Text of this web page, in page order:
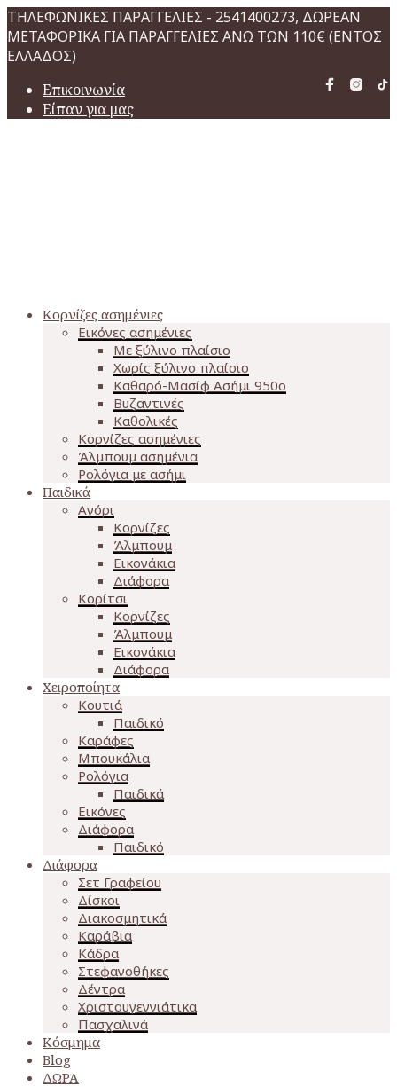
ΤΗΛΕΦΩΝΙΚΕΣ ΠΑΡΑΓΓΕΛΙΕΣ - 2541400273, ΔΩΡΕΑΝ
ΜΕΤΑΦΟΡΙΚΑ ΓΙΑ ΠΑΡΑΓΓΕΛΙΕΣ ΑΝΩ ΤΩΝ 110€ (ΕΝΤΟΣ
ΕΛΛΑΔΟΣ)
Επικοινωνία
Είπαν για μας
Κορνίζες ασημένιες
Εικόνες ασημένιες
Με ξύλινο πλαίσιο
Χωρίς ξύλινο πλαίσιο
Καθαρό-Μασίφ Ασήμι 950o
Βυζαντινές
Καθολικές
Κορνίζες ασημένιες
Άλμπουμ ασημένια
Ρολόγια με ασήμι
Παιδικά
Αγόρι
Κορνίζες
Άλμπουμ
Εικονάκια
Διάφορα
Κορίτσι
Κορνίζες
Άλμπουμ
Εικονάκια
Διάφορα
Χειροποίητα
Κουτιά
Παιδικό
Καράφες
Μπουκάλια
Ρολόγια
Παιδικά
Εικόνες
Διάφορα
Παιδικό
Διάφορα
Σετ Γραφείου
Δίσκοι
Διακοσμητικά
Καράβια
Κάδρα
Στεφανοθήκες
Δέντρα
Χριστουγεννιάτικα
Πασχαλινά
Κόσμημα
Blog
ΔΩΡΑ